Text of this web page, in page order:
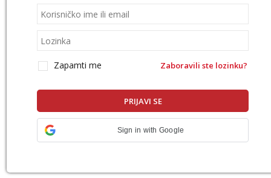
Zapamti me Zaboravili ste lozinku?
Sign in with Google